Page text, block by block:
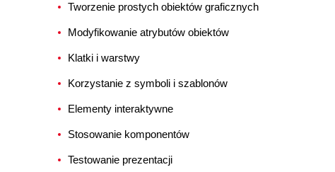
Tworzenie prostych obiektów graficznych
Modyfikowanie atrybutów obiektów
Klatki i warstwy
Korzystanie z symboli i szablonów
Elementy interaktywne
Stosowanie komponentów
Testowanie prezentacji